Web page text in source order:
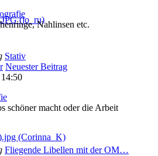
Nahlinsen etc.
Stativ
Neuester Beitrag
schöner macht oder die Arbeit
Fliegende Libellen mit der OM…